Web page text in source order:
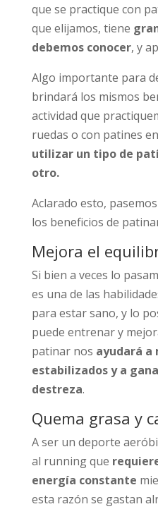
que se practique con
que elijamos, tiene
debemos conocer, y
Algo importante para
brindará los mismos
actividad que
ruedas o con patines
utilizar un tipo de
otro.
Aclarado esto,
los beneficios de
Mejora el
Si bien a veces lo
es una de las
para estar sano, y lo
puede entrenar y
patinar nos ayudará a
estabilizados y a
destreza.
Quema grasa y
A ser un deporte
al running que
energía constante
esta razón se gastan